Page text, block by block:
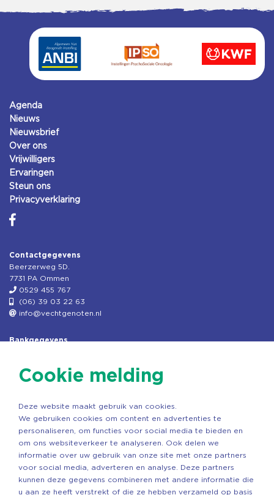
Agenda
Nieuws
Nieuwsbrief
Over ons
Vrijwilligers
Ervaringen
Steun ons
Privacyverklaring
Contactgegevens
Beerzerweg 5D.
7731 PA Ommen
0529 455 767
(06) 39 03 22 63
info@vechtgenoten.nl
Bankgegevens
Rek.nr: NL85RABO0127579230
Copyright ©2026 Vechtgenoten
Cookie melding
Deze website maakt gebruik van cookies.
We gebruiken cookies om content en advertenties te
personaliseren, om functies voor social media te bieden en
om ons websiteverkeer te analyseren. Ook delen we
informatie over uw gebruik van onze site met onze partners
voor social media, adverteren en analyse. Deze partners
kunnen deze gegevens combineren met andere informatie die
u aan ze heeft verstrekt of die ze hebben verzameld op basis